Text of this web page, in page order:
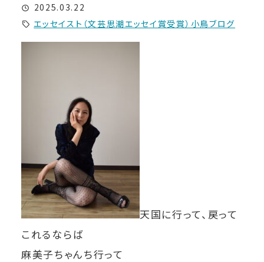
2025.03.22
エッセイスト（文芸思潮エッセイ賞受賞）小鳥ブログ
天国に行って、戻って
これるならば
麻美子ちゃんち行って